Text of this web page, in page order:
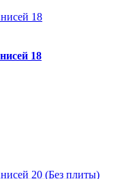
18